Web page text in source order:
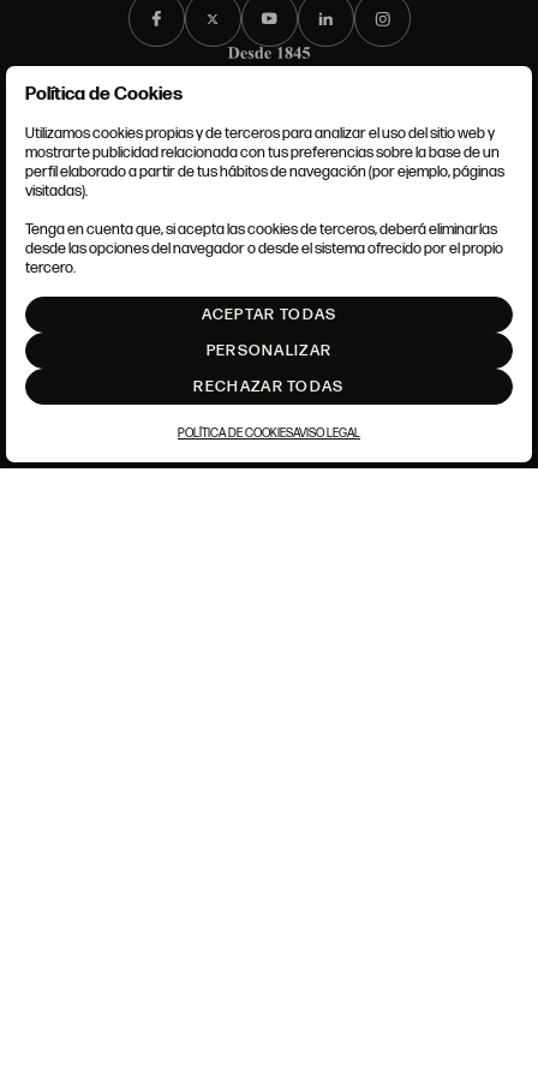
CONDICIONES GENERALES
POLÍTICA DE COOKIES
AJUSTE DE COOKIES
Política de Cookies
Utilizamos cookies propias y de terceros para analizar el uso del sitio web y
mostrarte publicidad relacionada con tus preferencias sobre la base de un
perfil elaborado a partir de tus hábitos de navegación (por ejemplo, páginas
visitadas).
Tenga en cuenta que, si acepta las cookies de terceros, deberá eliminarlas
desde las opciones del navegador o desde el sistema ofrecido por el propio
tercero.
ACEPTAR TODAS
PERSONALIZAR
RECHAZAR TODAS
POLÍTICA DE COOKIESAVISO LEGAL